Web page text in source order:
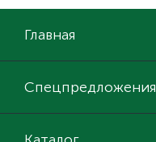
Главная
Спецпредложения